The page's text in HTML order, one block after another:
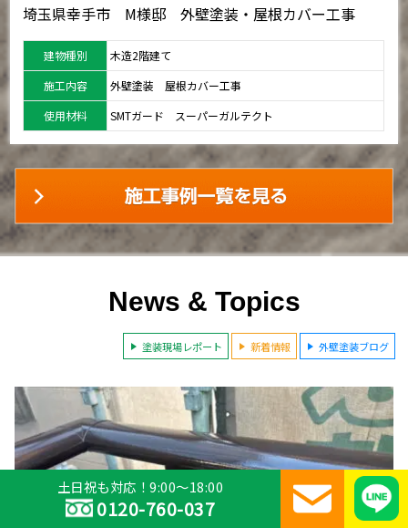
埼玉県幸手市 M様邸 外壁塗装・屋根カバー工事
建物種別
木造2階建て
施工内容
外壁塗装 屋根カバー工事
使用材料
SMTガード スーパーガルテクト
News & Topics
塗装現場レポート 新着情報 外壁塗装ブログ
土日祝も対応！9:00～18:00
0120-760-037